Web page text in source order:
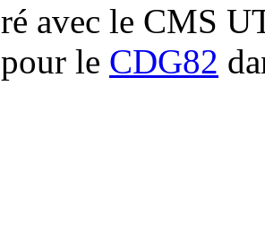
avec le CMS
pour le CDG82